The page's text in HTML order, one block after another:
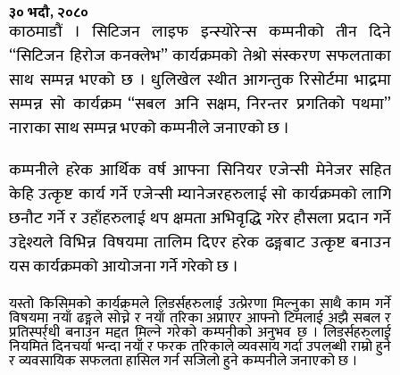
३० भदौ, २०८०
काठमाडौं । सिटिजन लाइफ इन्स्योरेन्स कम्पनीको तीन दिने
“सिटिजन हिरोज कनक्लेभ” कार्यक्रमको तेश्रो संस्करण सफलताका
साथ सम्पन्न भएको छ । धुलिखेल स्थीत आगन्तुक रिसोर्टमा भाद्रमा
सम्पन्न सो कार्यक्रम “सबल अनि सक्षम, निरन्तर प्रगतिको पथमा”
नाराका साथ सम्पन्न भएको कम्पनीले जनाएको छ ।
कम्पनीले हरेक आर्थिक वर्ष आफ्ना सिनियर एजेन्सी मेनेजर सहित
केहि उत्कृष्ट कार्य गर्ने एजेन्सी म्यानेजरहरुलाई सो कार्यक्रमको लागि
छनौट गर्ने र उहाँहरुलाई थप क्षमता अभिवृद्धि गरेर हौसला प्रदान गर्ने
उद्देश्यले विभिन्न विषयमा तालिम दिएर हरेक ढङ्गबाट उत्कृष्ट बनाउन
यस कार्यक्रमको आयोजना गर्ने गरेको छ ।
यस्तो किसिमको कार्यक्रमले लिडर्सहरुलाई उत्प्रेरणा मिल्नुका साथै काम गर्ने
विषयमा नयाँ ढङ्गले सोच्ने र नयाँ तरिका अप्नाएर आफ्नो टिमलाई अझै सबल र
प्रतिस्पर्र्धी बनाउन मद्दत मिल्ने गरेको कम्पनीको अनुभव छ । लिडर्सहरुलाई
नियमित दिनचर्या भन्दा नयाँ र फरक तरिकाले व्यवसाय गर्दा उपलब्धी राम्रो हुने
र व्यवसायिक सफलता हासिल गर्न सजिलो हुने कम्पनीले जनाएको छ ।